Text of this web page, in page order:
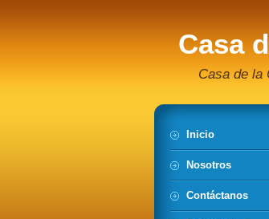
Casa
Casa de la
Inicio
Nosotros
Contáctanos